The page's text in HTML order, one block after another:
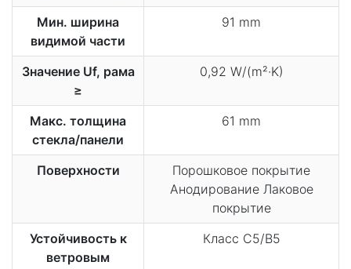
Мин. ширина
видимой части
91 mm
Значение Uf, рама
≥
0,92 W/(m²·K)
Макс. толщина
стекла/панели
61 mm
Поверхности
Порошковое покрытие
Анодирование Лаковое
покрытие
Устойчивость к
ветровым
Класс C5/B5